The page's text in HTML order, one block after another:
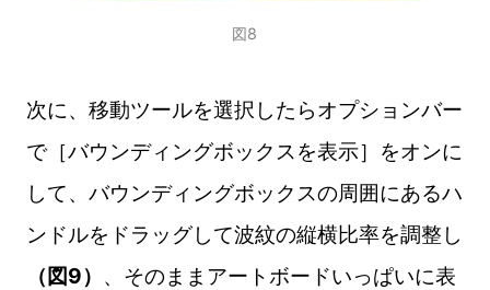
図8
次に、移動ツールを選択したらオプションバー
で［バウンディングボックスを表示］をオンに
して、バウンディングボックスの周囲にあるハ
ンドルをドラッグして波紋の縦横比率を調整し
（図9） 、そのままアートボードいっぱいに表